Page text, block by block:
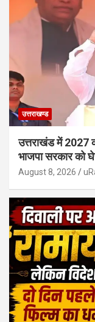
उत्तराखण्ड
उत्तराखंड में 2027
भाजपा सरकार को
August 8, 2026